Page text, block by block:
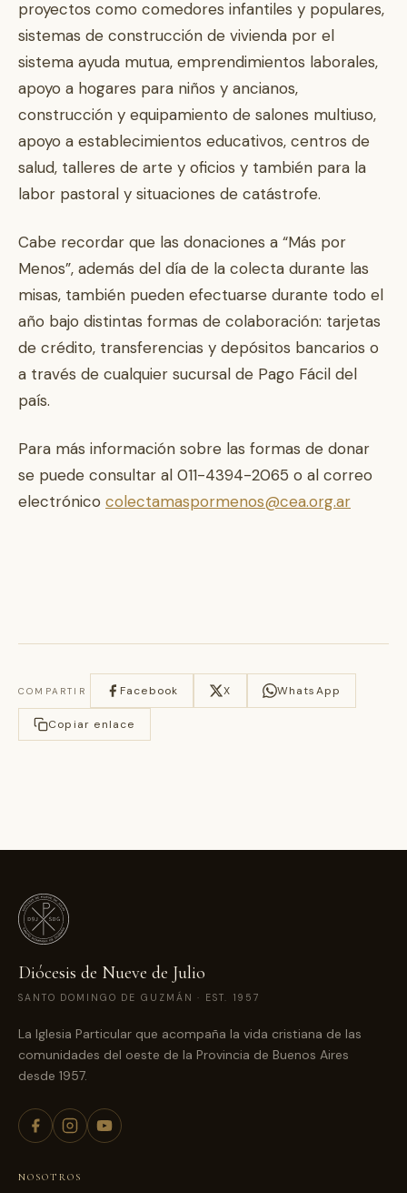
proyectos como comedores infantiles y populares,
sistemas de construcción de vivienda por el
sistema ayuda mutua, emprendimientos laborales,
apoyo a hogares para niños y ancianos,
construcción y equipamiento de salones multiuso,
apoyo a establecimientos educativos, centros de
salud, talleres de arte y oficios y también para la
labor pastoral y situaciones de catástrofe.
Cabe recordar que las donaciones a “Más por
Menos”, además del día de la colecta durante las
misas, también pueden efectuarse durante todo el
año bajo distintas formas de colaboración: tarjetas
de crédito, transferencias y depósitos bancarios o
a través de cualquier sucursal de Pago Fácil del
país.
Para más información sobre las formas de donar
se puede consultar al 011-4394-2065 o al correo
electrónico colectamaspormenos@cea.org.ar
COMPARTIR Facebook X WhatsApp
Copiar enlace
Diócesis de Nueve de Julio
SANTO DOMINGO DE GUZMÁN · EST. 1957
La Iglesia Particular que acompaña la vida cristiana de las
comunidades del oeste de la Provincia de Buenos Aires
desde 1957.
NOSOTROS